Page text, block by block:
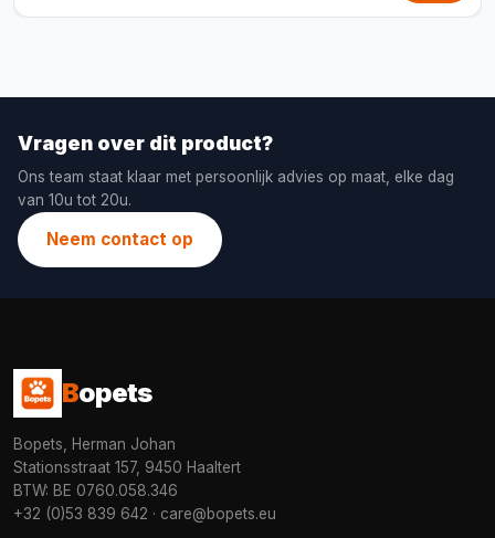
Vragen over dit product?
Ons team staat klaar met persoonlijk advies op maat, elke dag
van 10u tot 20u.
Neem contact op
Bopets
Bopets, Herman Johan
Stationsstraat 157, 9450 Haaltert
BTW: BE 0760.058.346
+32 (0)53 839 642 · care@bopets.eu